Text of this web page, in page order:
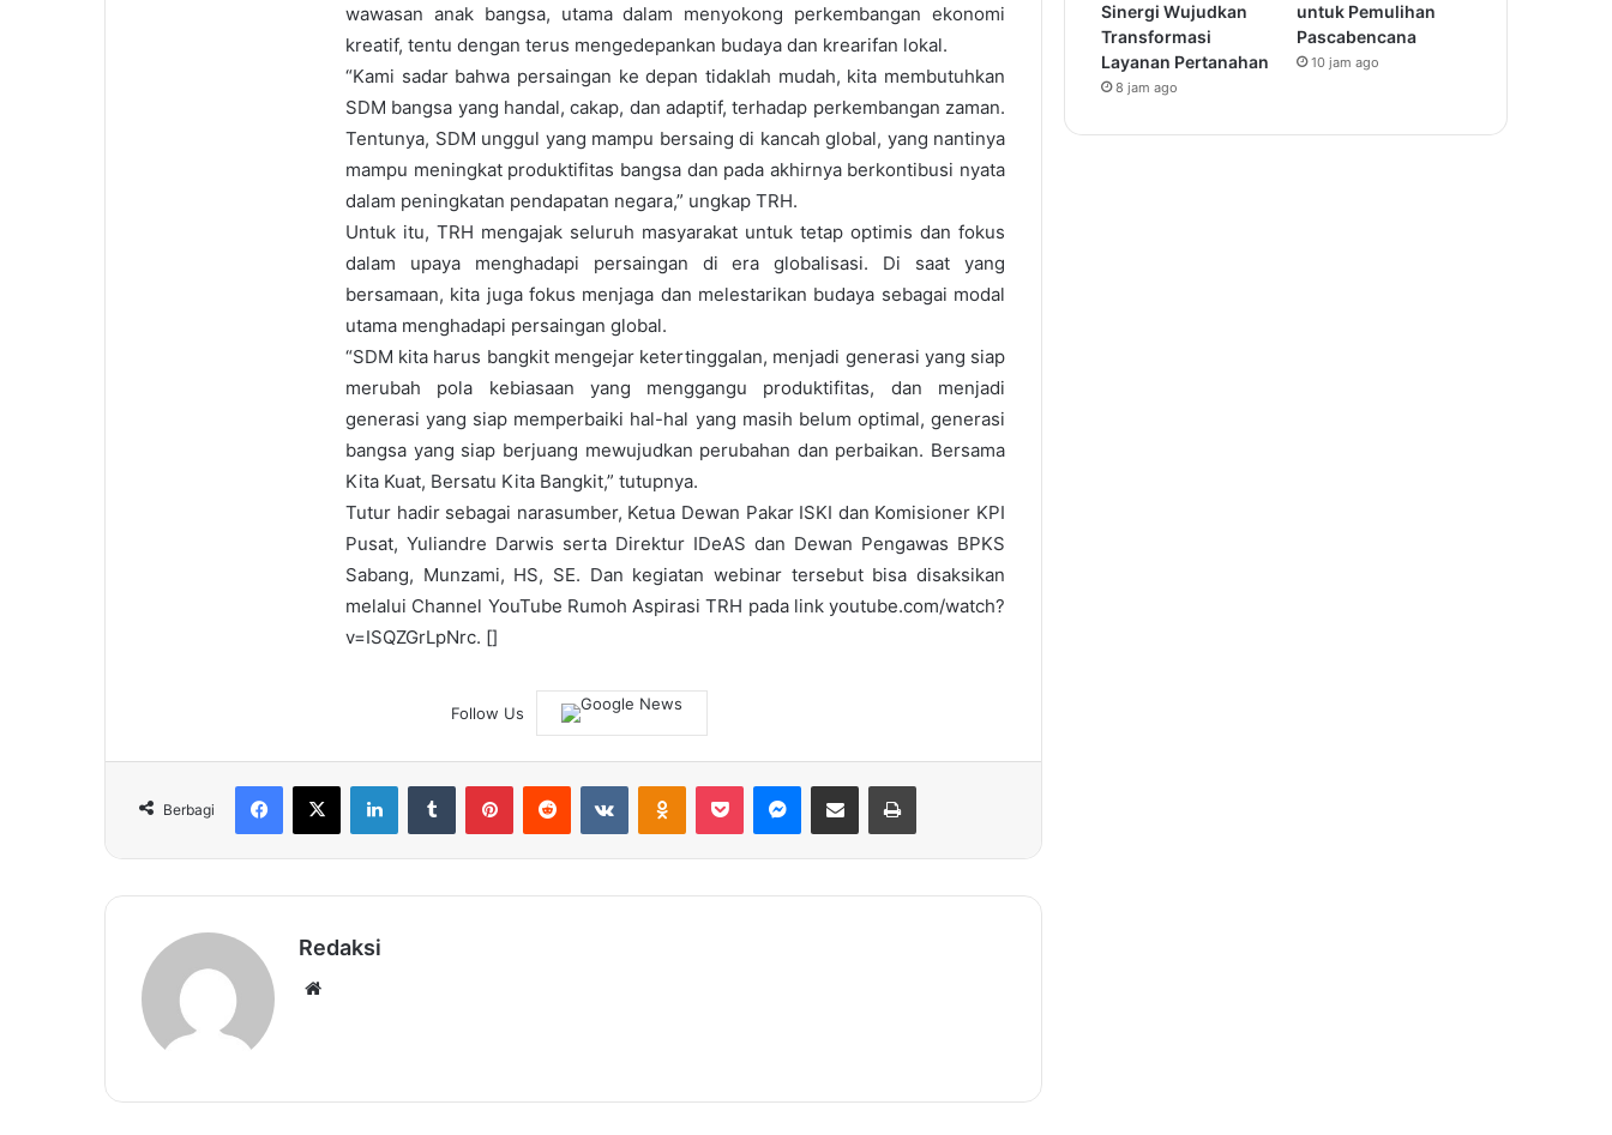
wawasan anak bangsa, utama dalam menyokong perkembangan ekonomi
kreatif, tentu dengan terus mengedepankan budaya dan krearifan lokal.
“Kami sadar bahwa persaingan ke depan tidaklah mudah, kita membutuhkan
SDM bangsa yang handal, cakap, dan adaptif, terhadap perkembangan zaman.
Tentunya, SDM unggul yang mampu bersaing di kancah global, yang nantinya
mampu meningkat produktifitas bangsa dan pada akhirnya berkontibusi nyata
dalam peningkatan pendapatan negara,” ungkap TRH.
Untuk itu, TRH mengajak seluruh masyarakat untuk tetap optimis dan fokus
dalam upaya menghadapi persaingan di era globalisasi. Di saat yang
bersamaan, kita juga fokus menjaga dan melestarikan budaya sebagai modal
utama menghadapi persaingan global.
“SDM kita harus bangkit mengejar ketertinggalan, menjadi generasi yang siap
merubah pola kebiasaan yang menggangu produktifitas, dan menjadi
generasi yang siap memperbaiki hal-hal yang masih belum optimal, generasi
bangsa yang siap berjuang mewujudkan perubahan dan perbaikan. Bersama
Kita Kuat, Bersatu Kita Bangkit,” tutupnya.
Tutur hadir sebagai narasumber, Ketua Dewan Pakar ISKI dan Komisioner KPI
Pusat, Yuliandre Darwis serta Direktur IDeAS dan Dewan Pengawas BPKS
Sabang, Munzami, HS, SE. Dan kegiatan webinar tersebut bisa disaksikan
melalui Channel YouTube Rumoh Aspirasi TRH pada link youtube.com/watch?
v=ISQZGrLpNrc. []
Follow Us
Berbagi
Facebook
X LinkedInTumblr PinterestReddit VKontakteOdnoklassniki
Pocket Messenger
Share via Email Print
Redaksi
UMKM Melalui Tiga Pilar Kebijakan di
Sinergi Wujudkan
Transformasi
Layanan Pertanahan
8 jam ago
untuk Pemulihan
Pascabencana
10 jam ago